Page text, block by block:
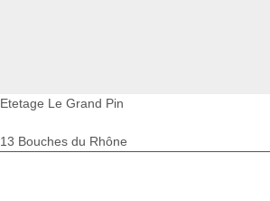
Etetage Le Grand Pin
13 Bouches du Rhône